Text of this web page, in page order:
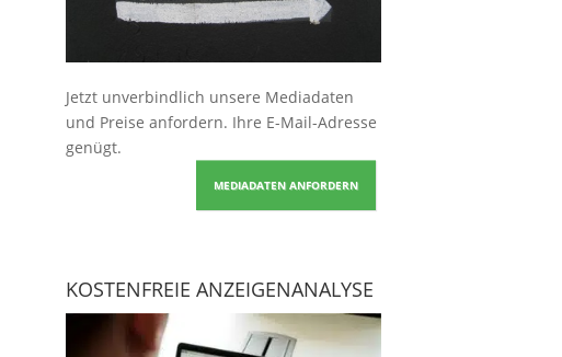
Jetzt unverbindlich unsere Mediadaten
und Preise anfordern. Ihre E-Mail-Adresse
genügt.
MEDIADATEN ANFORDERN
KOSTENFREIE ANZEIGENANALYSE